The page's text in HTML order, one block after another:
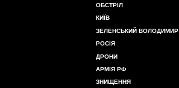
ОБСТРІЛ
КИЇВ
ЗЕЛЕНСЬКИЙ ВОЛОДИМИР
РОСІЯ
ДРОНИ
АРМІЯ РФ
ЗНИЩЕННЯ